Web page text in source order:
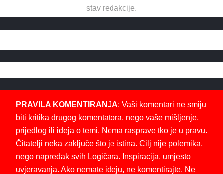
stav redakcije.
PRAVILA KOMENTIRANJA: Vaši komentari ne smiju
biti kritika drugog komentatora, nego vaše mišljenje,
prijedlog ili ideja o temi. Nema rasprave tko je u pravu.
Čitatelji neka zaključe što je istina. Cilj nije polemika,
nego napredak svih Logičara. Inspiracija, umjesto
uvjeravanja. Ako nemate ideju, ne komentirajte. Ne